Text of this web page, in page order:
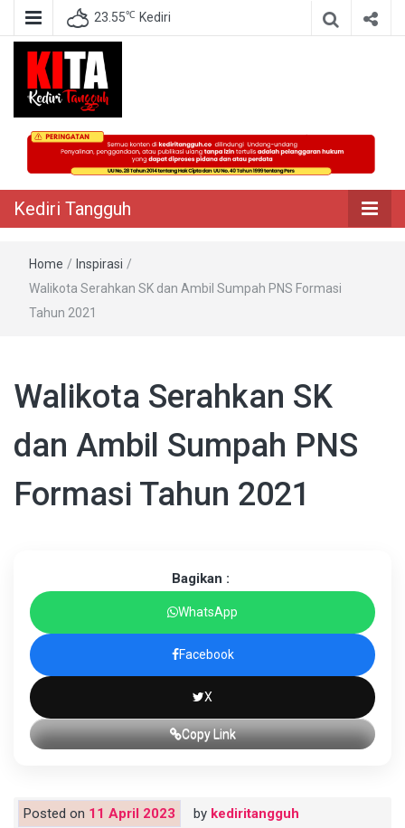
23.55℃ Kediri
Kediri Tangguh
Berita Akurat Terpercaya
Kediri Tangguh
Home / Inspirasi /
Walikota Serahkan SK dan Ambil Sumpah PNS Formasi
Tahun 2021
Walikota Serahkan SK
dan Ambil Sumpah PNS
Formasi Tahun 2021
Bagikan :
WhatsApp
Facebook
X
Copy Link
Posted on 11 April 2023 by kediritangguh